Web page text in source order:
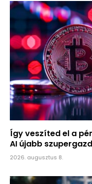
Így veszíted el a
AI újabb
2026. augusztus 8.